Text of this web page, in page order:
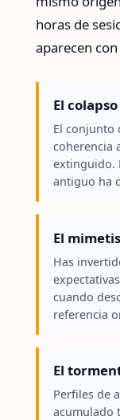
horas de
aparecen
El
El conjunto
coherencia
extinguido.
antiguo ha
El
Has
cuando
referencia
El
Perfiles de
acumulado